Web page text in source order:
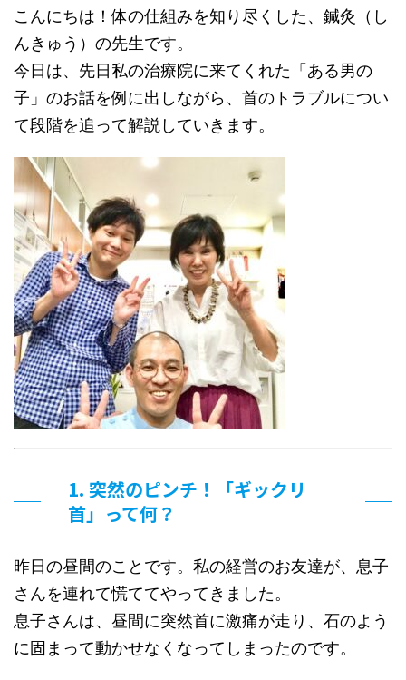
こんにちは！体の仕組みを知り尽くした、鍼灸（し
んきゅう）の先生です。
今日は、先日私の治療院に来てくれた「ある男の
子」のお話を例に出しながら、首のトラブルについ
て段階を追って解説していきます。
1. 突然のピンチ！「ギックリ
首」って何？
昨日の昼間のことです。私の経営のお友達が、息子
さんを連れて慌ててやってきました。
息子さんは、昼間に突然首に激痛が走り、石のよう
に固まって動かせなくなってしまったのです。